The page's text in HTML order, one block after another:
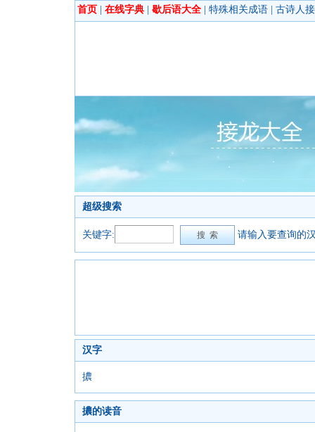
首页 在线字典 歇后语大全 特殊相关成语 古诗人
超级搜索
关键字: 请输入要查询的
汉字
擃
擃的读音